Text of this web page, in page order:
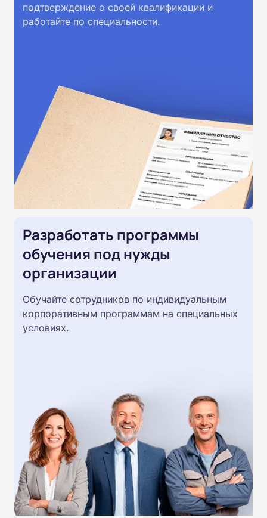
подтверждение о своей квалификации и
работайте по специальности.
Разработать программы
обучения под нужды
организации
Обучайте сотрудников по индивидуальным
корпоративным программам на специальных
условиях.